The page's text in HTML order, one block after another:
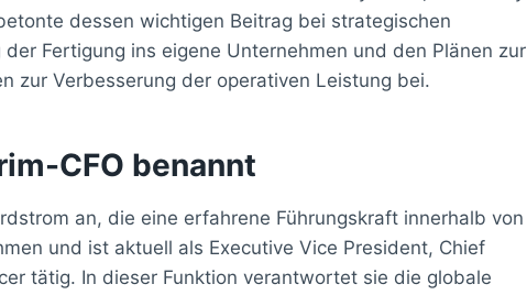
dessen wichtigen Beitrag bei strategischen
Fertigung ins eigene Unternehmen und den Plänen zur
zur Verbesserung der operativen Leistung bei.
CFO benannt
an, die eine erfahrene Führungskraft innerhalb von
und ist aktuell als Executive Vice President, Chief
tätig. In dieser Funktion verantwortet sie die globale